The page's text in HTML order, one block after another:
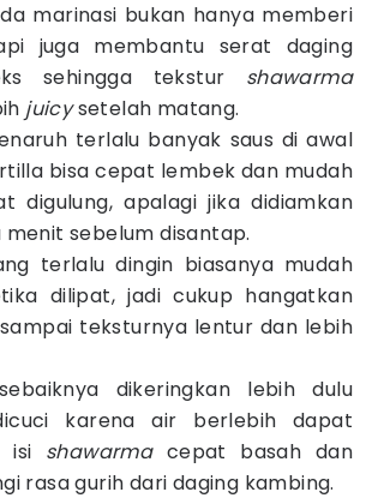
marinasi bukan hanya memberi
juga membantu serat daging
sehingga tekstur shawarma
juicysetelah matang.
terlalu banyak saus di awal
bisa cepat lembek dan mudah
digulung, apalagi jika didiamkan
sebelum disantap.
terlalu dingin biasanya mudah
dilipat, jadi cukup hangatkan
teksturnya lentur dan lebih
dikeringkan lebih dulu
karena air berlebih dapat
isi shawarmacepat basah dan
rasa gurih dari daging kambing.